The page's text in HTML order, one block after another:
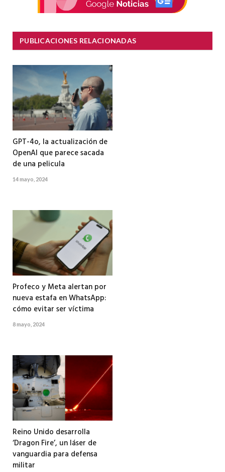
PUBLICACIONES RELACIONADAS
GPT-4o, la actualización de
OpenAI que parece sacada
de una pelicula
14 mayo, 2024
Profeco y Meta alertan por
nueva estafa en WhatsApp:
cómo evitar ser víctima
8 mayo, 2024
Reino Unido desarrolla
‘Dragon Fire’, un láser de
vanguardia para defensa
militar